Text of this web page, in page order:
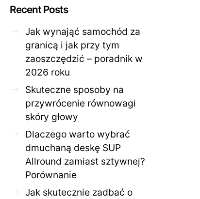
ZDROWE CIAŁO
Jak skutecznie zadbać o
problematyczną cerę w
domowym spa?
28 KWIETNIA 2026 AGNIESZKA
Twoja cera
Recent Posts
Jak wynająć samochód za
granicą i jak przy tym
zaoszczędzić – poradnik w
2026 roku
Skuteczne sposoby na
przywrócenie równowagi
skóry głowy
Dlaczego warto wybrać
dmuchaną deskę SUP
Allround zamiast sztywnej?
Porównanie
Jak skutecznie zadbać o